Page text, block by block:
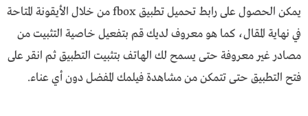
يمكن الحصول على رابط تحميل تطبيق fbox من خلال الأيقونة المتاحة
في نهاية المقال، كما هو معروف لديك قم بتفعيل خاصية التثبيت من
مصادر غير معروفة حتى يسمح لك الهاتف بتثبيت التطبيق ثم انقر على
فتح التطبيق حتى تتمكن من مشاهدة فيلمك المفضل دون أي عناء.